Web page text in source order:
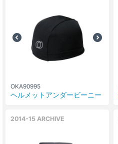
OKA90995
ヘルメットアンダービーニー
2014-15 ARCHIVE